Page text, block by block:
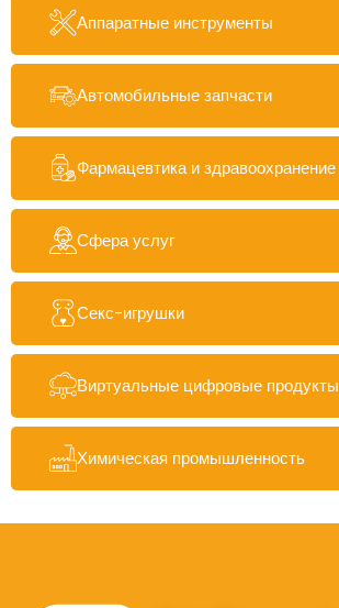
Аппаратные инструменты
Автомобильные запчасти
Фармацевтика и здравоохранение
Сфера услуг
Секс-игрушки
Виртуальные цифровые продукты
Химическая промышленность